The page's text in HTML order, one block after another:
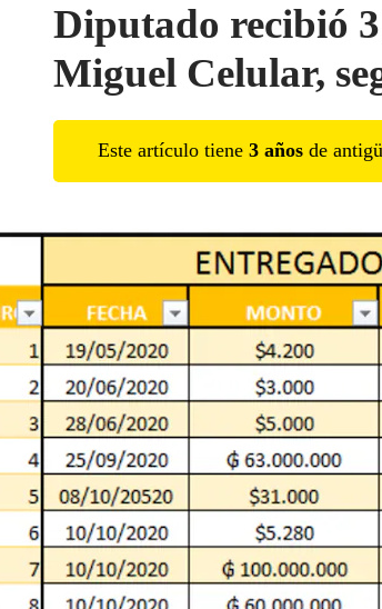
Diputado recibió
Miguel Celular,
Este artículo tiene 3 años de